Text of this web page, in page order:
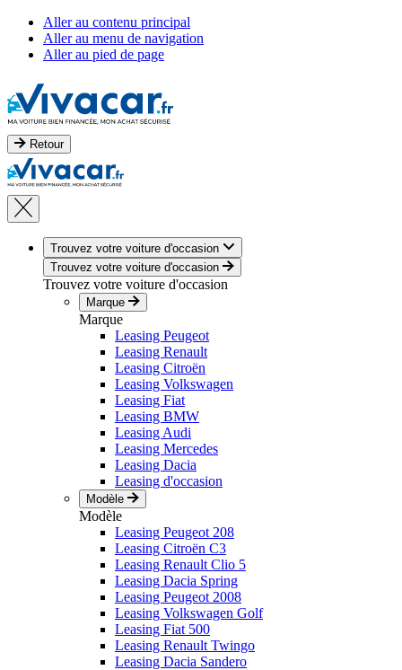
Aller au contenu principal
Aller au menu de navigation
Aller au pied de page
Retour
Trouvez votre voiture d'occasion
Trouvez votre voiture d'occasion
Trouvez votre voiture d'occasion
Marque
Marque
Leasing Peugeot
Leasing Renault
Leasing Citroën
Leasing Volkswagen
Leasing Fiat
Leasing BMW
Leasing Audi
Leasing Mercedes
Leasing Dacia
Leasing d'occasion
Modèle
Modèle
Leasing Peugeot 208
Leasing Citroën C3
Leasing Renault Clio 5
Leasing Dacia Spring
Leasing Peugeot 2008
Leasing Volkswagen Golf
Leasing Fiat 500
Leasing Renault Twingo
Leasing Dacia Sandero